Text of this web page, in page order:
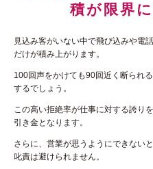
積が限界
見込み客がいない中で飛び込みや電
だけが積み上がります。
100回声をかけても90回近く断られ
するでしょう。
この高い拒絶率が仕事に対する誇り
引き金となります。
さらに、営業が思うようにできない
叱責は避けられません。